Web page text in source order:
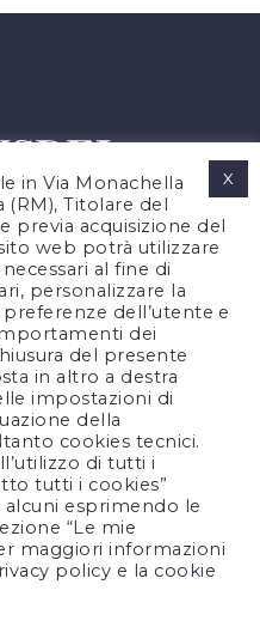
POLICY
US
in Via Monachella
(RM), Titolare del
previa acquisizione del
web potrà utilizzare
al fine di
personalizzare la
dell’utente e
dei
del presente
in altro a destra
impostazioni di
della
cookies tecnici.
di tutti i
tutti i cookies”
esprimendo le
“Le mie
maggiori informazioni
policy e la cookie
X